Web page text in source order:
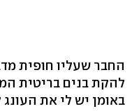
החבר שעליו חופית
להקת בנים בריטית
באומן יש לי את